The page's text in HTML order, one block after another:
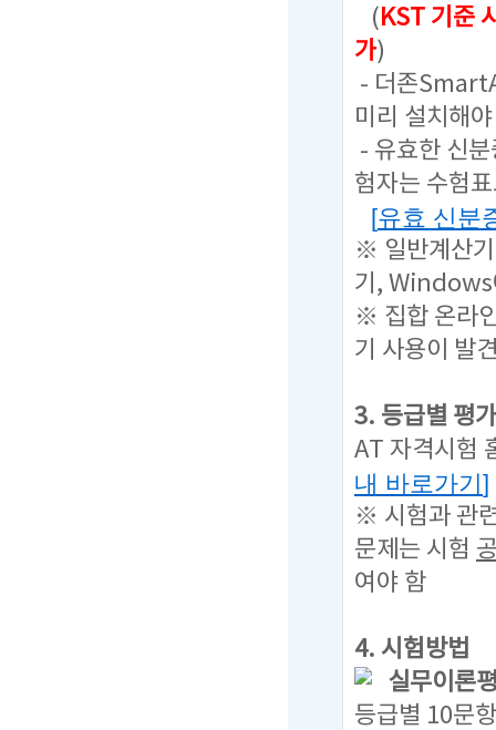
(KST 기준
가)
- 더존
미리 설치해
- 유효한 신
험자는 수험
[유효 신분
※ 일반계산기
기, Windows
※ 집합 온라
기 사용이 발
3. 등급별 평
AT 자격시험
내 바로가기]
※ 시험과 관
문제는 시험
여야 함
4. 시험방법
실무이론
등급별 10문